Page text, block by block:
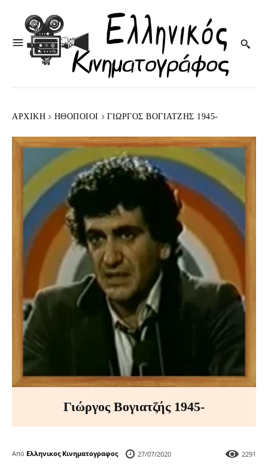
ΑΡΧΙΚΉ HΘΟΠΟΙΟΊ ΓΙΏΡΓΟΣ ΒΟΓΙΑΤΖΉΣ 1945-
Γιώργος Βογιατζής 1945-
Από Ελληνικος Κινηματογραφος 27/07/2020 2291